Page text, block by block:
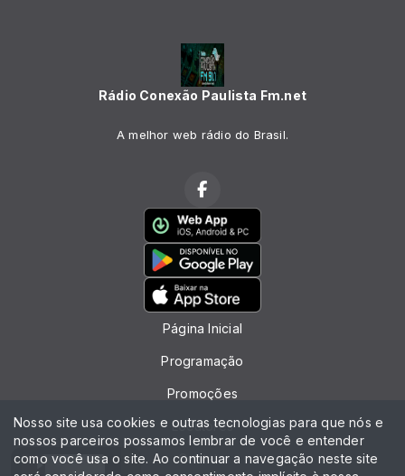
Rádio Conexão Paulista Fm.net
A melhor web rádio do Brasil.
Página Inicial
Programação
Promoções
Locutores
Contato
Nosso site usa cookies e outras tecnologias para que nós e
nossos parceiros possamos lembrar de você e entender
como você usa o site. Ao continuar a navegação neste site